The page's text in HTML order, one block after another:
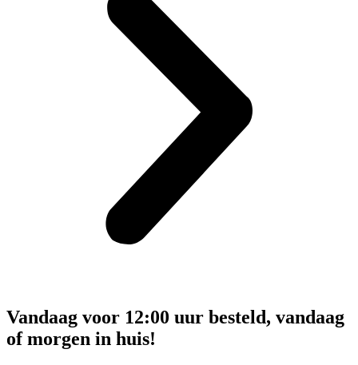
Vandaag voor 12:00 uur besteld, vandaag
of morgen in huis!